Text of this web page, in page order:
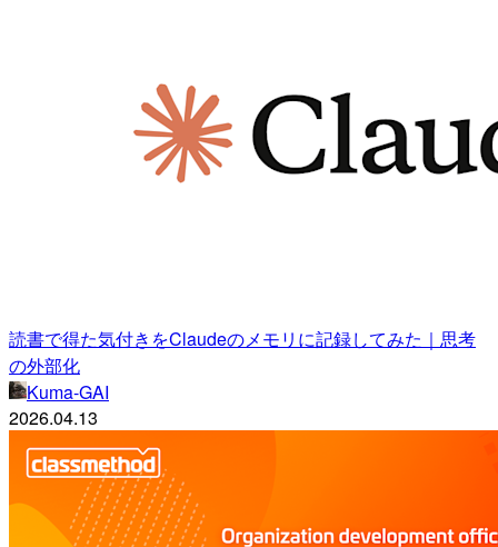
読書で得た気付きをClaudeのメモリに記録してみた｜思考
の外部化
Kuma-GAI
2026.04.13